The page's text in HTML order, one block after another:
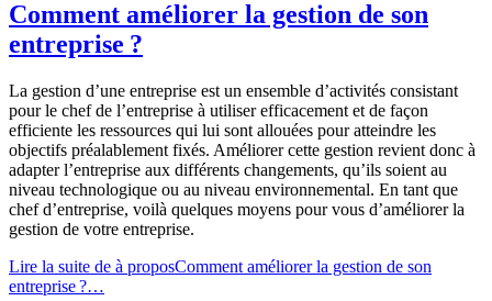
Comment améliorer la gestion de son
entreprise ?
La gestion d’une entreprise est un ensemble d’activités consistant
pour le chef de l’entreprise à utiliser efficacement et de façon
efficiente les ressources qui lui sont allouées pour atteindre les
objectifs préalablement fixés. Améliorer cette gestion revient donc à
adapter l’entreprise aux différents changements, qu’ils soient au
niveau technologique ou au niveau environnemental. En tant que
chef d’entreprise, voilà quelques moyens pour vous d’améliorer la
gestion de votre entreprise.
Lire la suite de à proposComment améliorer la gestion de son
entreprise ?…